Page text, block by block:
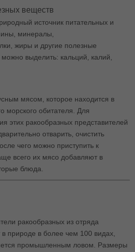
веществ
источник питательных и
минералы,
жиры и другие полезные
выделить: кальций, калий,
мясом, которое находится в
морского обитателя. Для
этих ракообразных представителей
отварить, очистить
чего можно приступить к
всего их мясо добавляют в
блюда.
ракообразных из отряда
природе в более чем 100 видах,
промышленным ловом. Размеры